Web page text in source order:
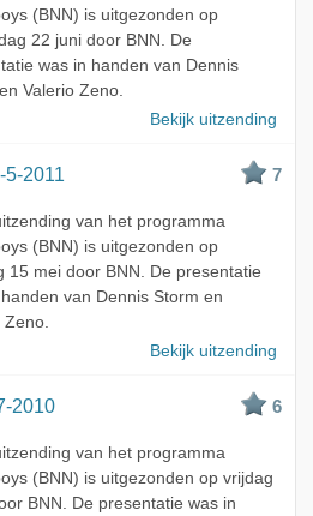
(BNN) is uitgezonden op
22 juni door BNN. De
was in handen van Dennis
Valerio Zeno.
Bekijk uitzending
5-2011 7
van het programma
(BNN) is uitgezonden op
15 mei door BNN. De presentatie
van Dennis Storm en
Zeno.
Bekijk uitzending
2010 6
van het programma
(BNN) is uitgezonden op vrijdag
BNN. De presentatie was in